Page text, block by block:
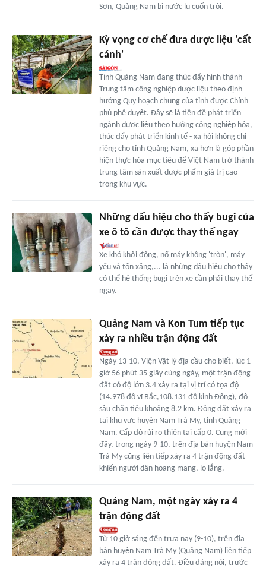
Sơn, Quảng Nam bị nước lũ cuốn trôi.
Kỳ vọng cơ chế đưa dược liệu 'cất
cánh'
Tỉnh Quảng Nam đang thúc đẩy hình thành
Trung tâm công nghiệp dược liệu theo định
hướng Quy hoạch chung của tỉnh được Chính
phủ phê duyệt. Đây sẽ là tiền đề phát triển
ngành dược liệu theo hướng công nghiệp hóa,
thúc đẩy phát triển kinh tế - xã hội không chỉ
riêng cho tỉnh Quảng Nam, xa hơn là góp phần
hiện thực hóa mục tiêu để Việt Nam trở thành
trung tâm sản xuất dược phẩm giá trị cao
trong khu vực.
Những dấu hiệu cho thấy bugi của
xe ô tô cần được thay thế ngay
Xe khó khởi động, nổ máy không 'tròn', máy
yếu và tốn xăng,... là những dấu hiệu cho thấy
có thể hệ thống bugi trên xe cần phải thay thế
ngay.
Quảng Nam và Kon Tum tiếp tục
xảy ra nhiều trận động đất
Ngày 13-10, Viện Vật lý địa cầu cho biết, lúc 1
giờ 56 phút 35 giây cùng ngày, một trận động
đất có độ lớn 3.4 xảy ra tại vị trí có tọa độ
(14.978 độ vĩ Bắc,108.131 độ kinh Đông), độ
sâu chấn tiêu khoảng 8.2 km. Động đất xảy ra
tại khu vực huyện Nam Trà My, tỉnh Quảng
Nam. Cấp độ rủi ro thiên tai cấp 0. Cũng mới
đây, trong ngày 9-10, trên địa bàn huyện Nam
Trà My cũng liên tiếp xảy ra 4 trận động đất
khiến người dân hoang mang, lo lắng.
Quảng Nam, một ngày xảy ra 4
trận động đất
Từ 10 giờ sáng đến trưa nay (9-10), trên địa
bàn huyện Nam Trà My (Quảng Nam) liên tiếp
xảy ra 4 trận động đất. Điều đáng nói, trước